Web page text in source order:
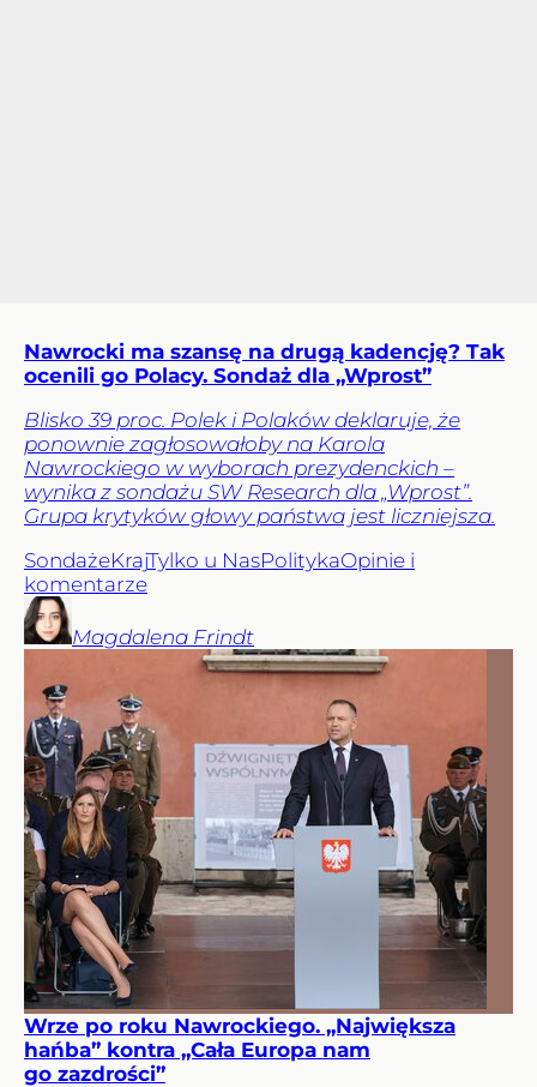
Nawrocki ma szansę na drugą kadencję? Tak
ocenili go Polacy. Sondaż dla „Wprost”
Blisko 39 proc. Polek i Polaków deklaruje, że
ponownie zagłosowałoby na Karola
Nawrockiego w wyborach prezydenckich –
wynika z sondażu SW Research dla „Wprost”.
Grupa krytyków głowy państwa jest liczniejsza.
SondażeKrajTylko u NasPolitykaOpinie i
komentarze
Magdalena Frindt
Wrze po roku Nawrockiego. „Największa
hańba” kontra „Cała Europa nam
go zazdrości”